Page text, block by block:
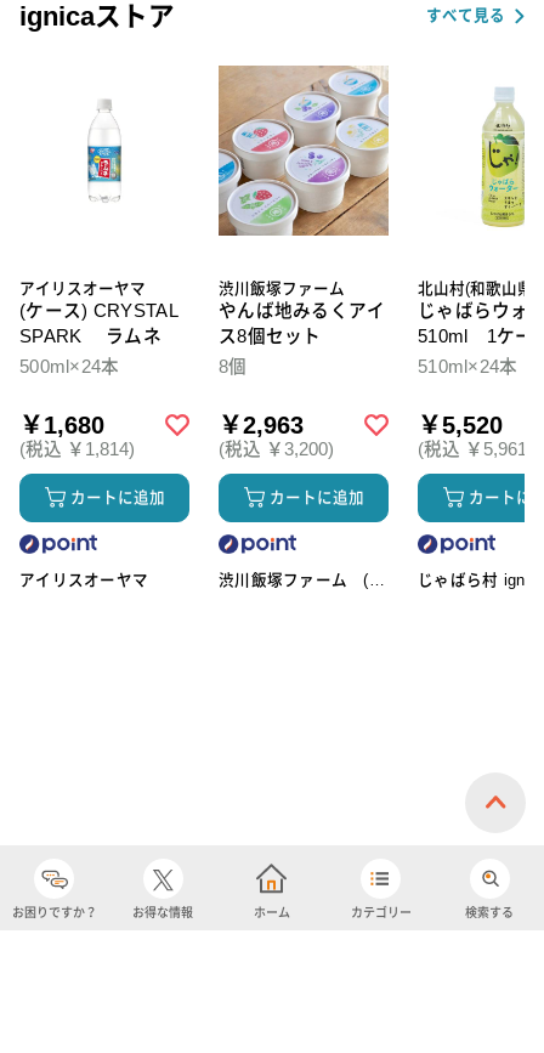
ignicaストア すべて見る
アイリスオーヤマ
(ケース) CRYSTAL
SPARK ラムネ
500ml×24本
￥1,680
(税込 ￥1,814)
カートに追加
アイリスオーヤマ
渋川飯塚ファーム
やんば地みるくアイ
ス8個セット
8個
￥2,963
(税込 ￥3,200)
カートに追加
渋川飯塚ファーム (ア
北山村(和歌山県)
じゃばらウォ
510ml 1ケー
本入
510ml×24本
￥5,520
(税込 ￥5,961)
カートに
じゃばら村
お困りですか？ お得な情報 ホーム カテゴリー 検索する